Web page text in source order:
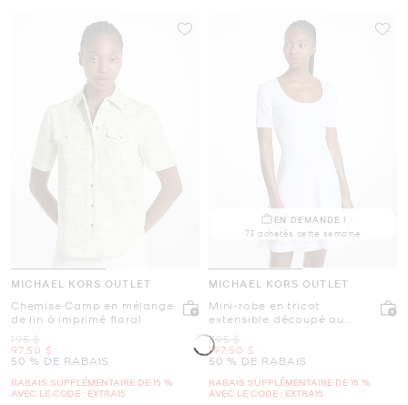
MICHAEL KORS OUTLET
Chemise Camp en mélange
de lin à imprimé floral
était
195 $
maintenant
97.50 $
50 % DE RABAIS
RABAIS SUPPLÉMENTAIRE DE 15 %
AVEC LE CODE : EXTRA15
EN DEMANDE !
73 achetés cette semaine
MICHAEL KORS OUTLET
Mini-robe en tricot
extensible découpé au
était
395 $
maintenant
197.50 $
50 % DE RABAIS
RABAIS SUPPLÉMENTAIRE DE 15 %
AVEC LE CODE : EXTRA15